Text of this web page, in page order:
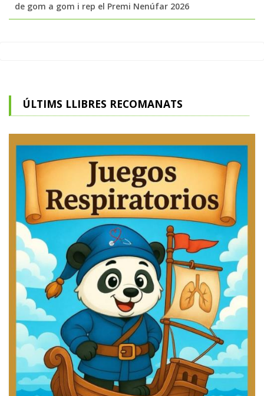
de gom a gom i rep el Premi Nenúfar 2026
ÚLTIMS LLIBRES RECOMANATS